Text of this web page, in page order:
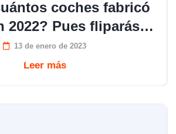
coches fabricó
2022? Pues fliparás…
13 de enero de 2023
Leer más